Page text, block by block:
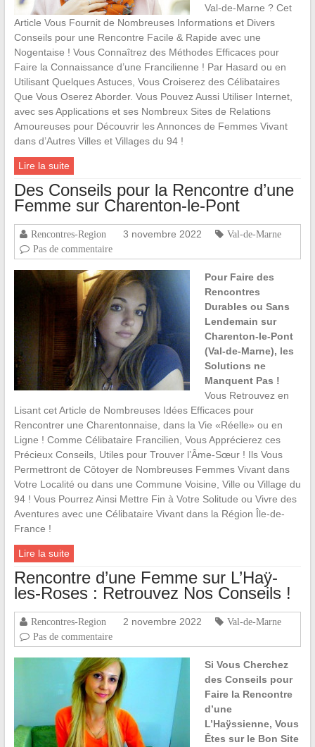
Val-de-Marne ? Cet
Article Vous Fournit de Nombreuses Informations et Divers
Conseils pour une Rencontre Facile & Rapide avec une
Nogentaise ! Vous Connaîtrez des Méthodes Efficaces pour
Faire la Connaissance d’une Francilienne ! Par Hasard ou en
Utilisant Quelques Astuces, Vous Croiserez des Célibataires
Que Vous Oserez Aborder. Vous Pouvez Aussi Utiliser Internet,
avec ses Applications et ses Nombreux Sites de Relations
Amoureuses pour Découvrir les Annonces de Femmes Vivant
dans d’Autres Villes et Villages du 94 !
Lire la suite
Des Conseils pour la Rencontre d’une
Femme sur Charenton-le-Pont
Rencontres-Region 3 novembre 2022
Val-de-Marne
Pas de commentaire
Pour Faire des
Rencontres
Durables ou Sans
Lendemain sur
Charenton-le-Pont
(Val-de-Marne), les
Solutions ne
Manquent Pas !
Vous Retrouvez en
Lisant cet Article de Nombreuses Idées Efficaces pour
Rencontrer une Charentonnaise, dans la Vie «Réelle» ou en
Ligne ! Comme Célibataire Francilien, Vous Apprécierez ces
Précieux Conseils, Utiles pour Trouver l’Âme-Sœur ! Ils Vous
Permettront de Côtoyer de Nombreuses Femmes Vivant dans
Votre Localité ou dans une Commune Voisine, Ville ou Village du
94 ! Vous Pourrez Ainsi Mettre Fin à Votre Solitude ou Vivre des
Aventures avec une Célibataire Vivant dans la Région Île-de-
France !
Lire la suite
Rencontre d’une Femme sur L’Haÿ-
les-Roses : Retrouvez Nos Conseils !
Rencontres-Region 2 novembre 2022
Val-de-Marne
Pas de commentaire
Si Vous Cherchez
des Conseils pour
Faire la Rencontre
d’une
L’Haÿssienne, Vous
Êtes sur le Bon Site